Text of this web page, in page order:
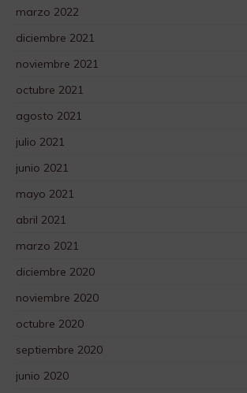
marzo 2022
diciembre 2021
noviembre 2021
octubre 2021
agosto 2021
julio 2021
junio 2021
mayo 2021
abril 2021
marzo 2021
diciembre 2020
noviembre 2020
octubre 2020
septiembre 2020
junio 2020